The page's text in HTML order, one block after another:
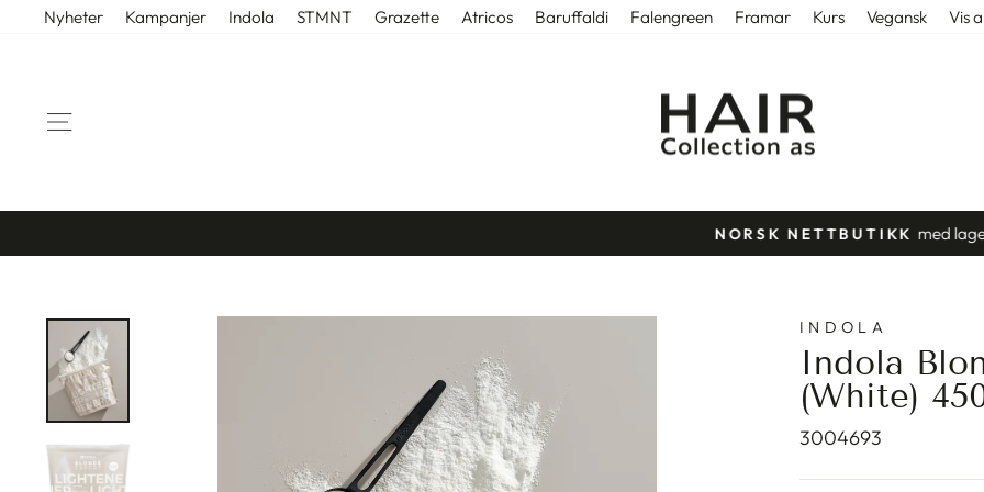
Nyheter Kampanjer Indola STMNT Grazette Atricos Baruffaldi Falengreen Framar Kurs Vegansk Vis
Stopp
NORSK NETTBUTIKK med lager i Tønsberg.
INDOLA
Indola
(White)
3004693